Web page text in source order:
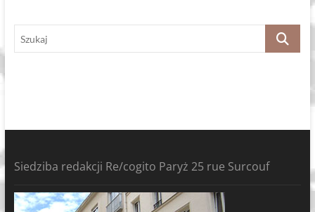
Szukaj
Siedziba redakcji Re/cogito Paryż 25 rue Surcouf